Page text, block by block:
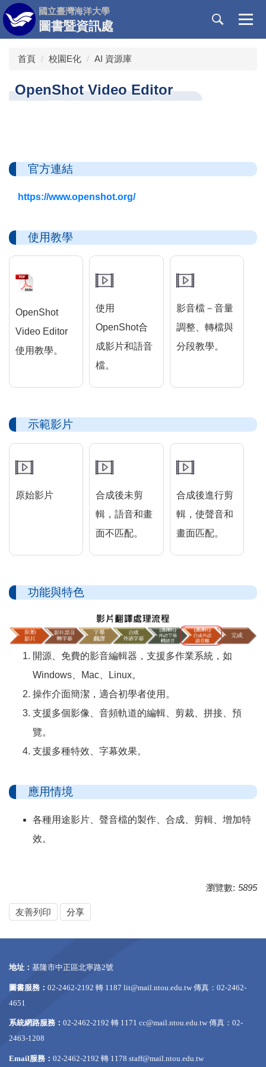
跳
到
主
國立臺灣海洋大學
圖書暨資訊處
首頁 校園E化 AI 資源庫
OpenShot Video Editor
官方連結
https://www.openshot.org/
使用教學
OpenShot
Video Editor
使用教學。
使用
OpenShot合
成影片和語音
檔。
影音檔－音量
調整、轉檔與
分段教學。
示範影片
原始影片
合成後未剪
輯，語音和畫
面不匹配。
合成後進行剪
輯，使聲音和
畫面匹配。
功能與特色
開源、免費的影音編輯器，支援多作業系統，如
Windows、Mac、Linux。
操作介面簡潔，適合初學者使用。
支援多個影像、音頻軌道的編輯、剪裁、拼接、預
覽。
支援多種特效、字幕效果。
應用情境
各種用途影片、聲音檔的製作、合成、剪輯、增加特
效。
瀏覽數: 5895
友善列印 分享
地址： 基隆市中正區北寧路2號
圖書服務： 02-2462-2192 轉 1187 lit@mail.ntou.edu.tw 傳真：02-2462-
4651
系統網路服務： 02-2462-2192 轉 1171 cc@mail.ntou.edu.tw 傳真：02-
2463-1208
Email服務： 02-2462-2192 轉 1178 staff@mail.ntou.edu.tw